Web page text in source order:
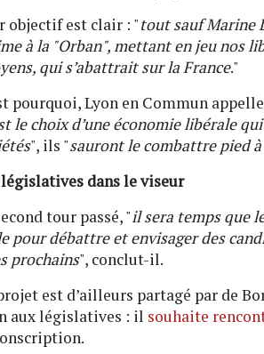
objectif est clair : "tout sauf Marine
à la "Orban", mettant en jeu nos
qui s’abattrait sur la France."
pourquoi, Lyon en Commun
le choix d’une économie libérale
", ils "sauront le combattre pied
dans le viseur
tour passé, "il sera temps que
pour débattre et envisager des
prochains", conclut-il.
est d’ailleurs partagé par de
aux législatives : il souhaite